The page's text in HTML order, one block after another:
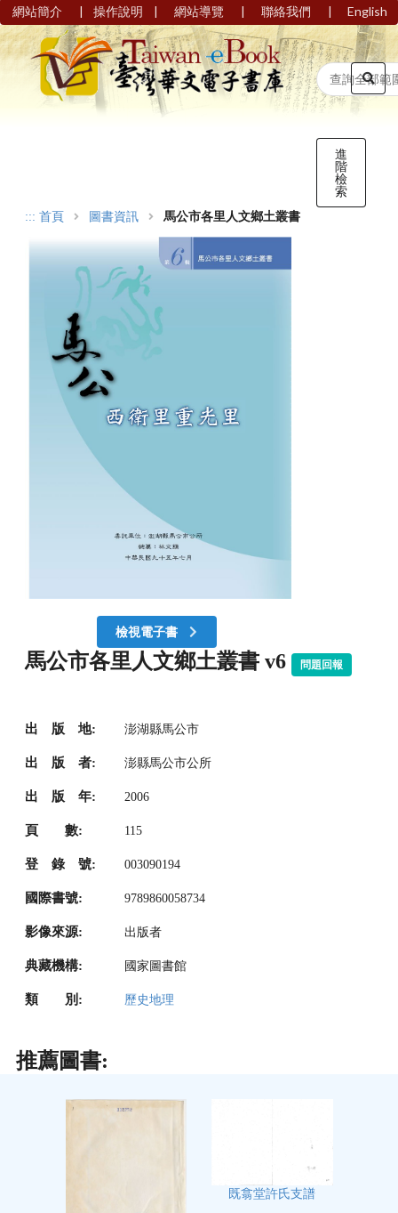
網站簡介 | 操作說明 | 網站導覽 | 聯絡我們 | English
進
階
檢
索
::: 首頁 圖書資訊 馬公市各里人文鄉土叢書
檢視電子書
馬公市各里人文鄉土叢書 v6 問題回報
出 版 地: 澎湖縣馬公市
出 版 者: 澎縣馬公市公所
出 版 年: 2006
頁 數: 115
登 錄 號: 003090194
國際書號: 9789860058734
影像來源: 出版者
典藏機構: 國家圖書館
類 別: 歷史地理
推薦圖書:
既翕堂許氏支譜